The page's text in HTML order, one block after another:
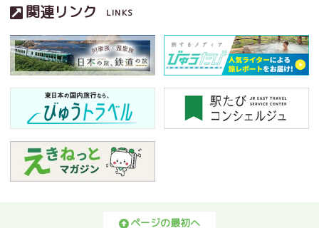
関連リンク LINKS
ページの最初へ